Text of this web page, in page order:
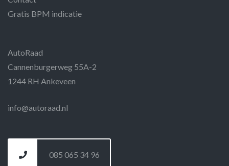
Gratis BPM indicatie
AutoRaad
Cannenburgerweg 55A-2
1244 RH Ankeveen
info@autoraad.nl
085 065 34 96